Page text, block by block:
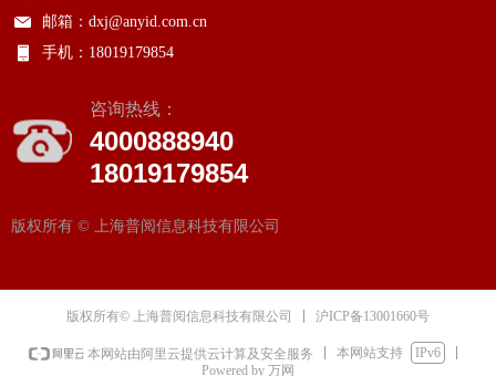
邮箱： dxj@anyid.com.cn
手机： 18019179854
咨询热线：
4000888940
18019179854
版权所有 © 上海普阅信息科技有限公司
版权所有© 上海普阅信息科技有限公司 沪ICP备13001660号
本网站由阿里云提供云计算及安全服务 本网站支持
IPv6
Powered by 万网